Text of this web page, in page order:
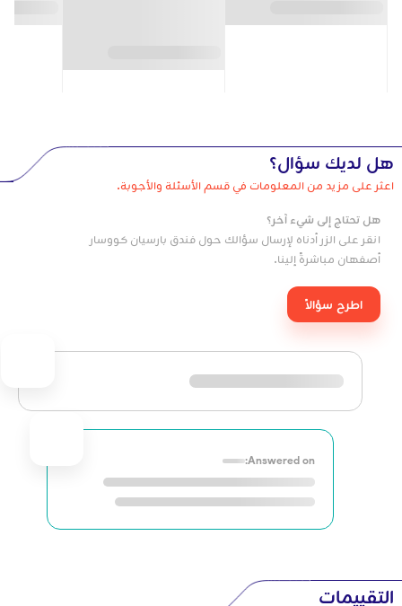
هل لديك سؤال؟
اعثر على مزيد من المعلومات في قسم الأسئلة والأجوبة.
هل تحتاج إلى شيء آخر؟
انقر على الزر أدناه لإرسال سؤالك حول فندق بارسيان كووسار
أصفهان مباشرةً إلينا.
اطرح سؤالاً
Answered on:
التقييمات